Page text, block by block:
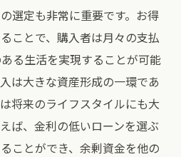
選定も非常に重要です。お得
ことで、購入者は月々の支払
る生活を実現することが可能
は大きな資産形成の一環であ
将来のライフスタイルにも大
ば、金利の低いローンを選ぶ
ことができ、余剰資金を他の